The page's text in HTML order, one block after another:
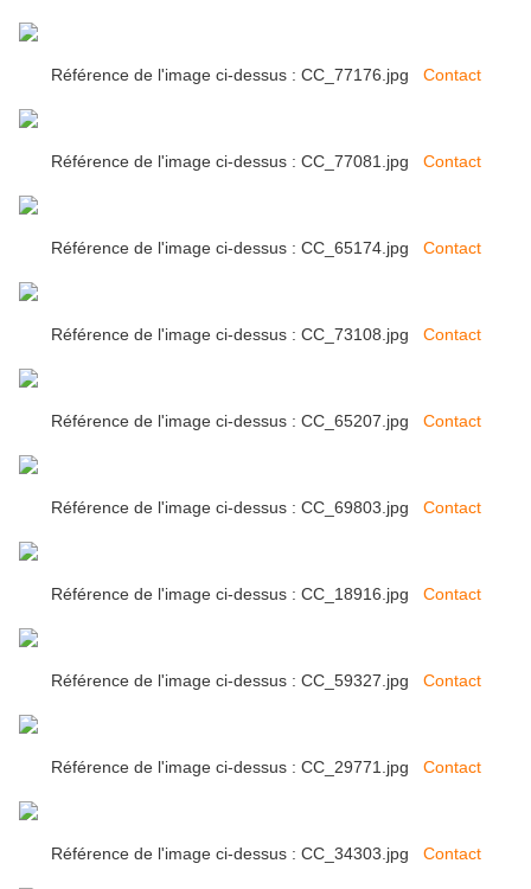
Référence de l'image ci-dessus : CC_77176.jpg Contact
Référence de l'image ci-dessus : CC_77081.jpg Contact
Référence de l'image ci-dessus : CC_65174.jpg Contact
Référence de l'image ci-dessus : CC_73108.jpg Contact
Référence de l'image ci-dessus : CC_65207.jpg Contact
Référence de l'image ci-dessus : CC_69803.jpg Contact
Référence de l'image ci-dessus : CC_18916.jpg Contact
Référence de l'image ci-dessus : CC_59327.jpg Contact
Référence de l'image ci-dessus : CC_29771.jpg Contact
Référence de l'image ci-dessus : CC_34303.jpg Contact